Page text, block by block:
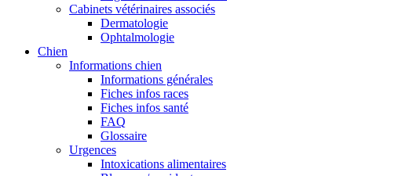
Cabinets vétérinaires associés
Dermatologie
Ophtalmologie
Chien
Informations chien
Informations générales
Fiches infos races
Fiches infos santé
FAQ
Glossaire
Urgences
Intoxications alimentaires